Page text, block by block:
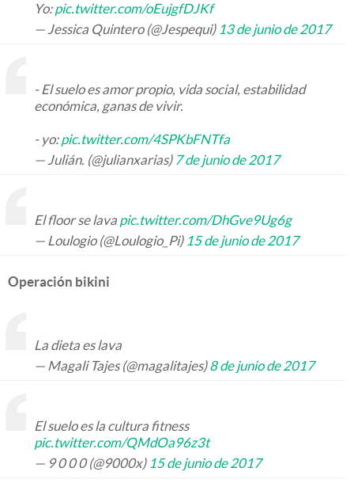
Yo:pic.twitter.com/oEujgfDJKf
— Jessica Quintero (@Jespequi) 13 de junio de 2017
- El suelo es amor propio, vida social, estabilidad
económica, ganas de vivir.
- yo:pic.twitter.com/4SPKbFNTfa
— Julián. (@julianxarias) 7 de junio de 2017
El floor se lava pic.twitter.com/DhGve9Ug6g
— Loulogio (@Loulogio_Pi) 15 de junio de 2017
Operación bikini
La dieta es lava
— Magali Tajes (@magalitajes)8 de junio de 2017
El suelo es la cultura fitness
pic.twitter.com/QMdOa96z3t
— 9 0 0 0 (@9000x) 15 de junio de 2017